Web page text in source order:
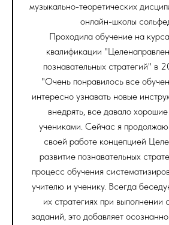
музыкально-теоретических
онлайн-школы
Проходила обучение на
квалификации
познавательных стратегий" в
"Очень понравилось все
интересно узнавать новые
внедрять, все давало хорошие
учениками. Сейчас я продолжаю
своей работе концепцией
развитие познавательных
процесс обучения
учителю и ученику. Всегда
их стратегиях при выполнении
заданий, это добавляет